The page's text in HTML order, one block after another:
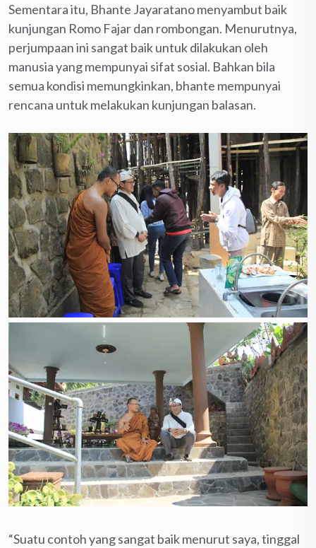
Sementara itu, Bhante Jayaratano menyambut baik
kunjungan Romo Fajar dan rombongan. Menurutnya,
perjumpaan ini sangat baik untuk dilakukan oleh
manusia yang mempunyai sifat sosial. Bahkan bila
semua kondisi memungkinkan, bhante mempunyai
rencana untuk melakukan kunjungan balasan.
“Suatu contoh yang sangat baik menurut saya, tinggal